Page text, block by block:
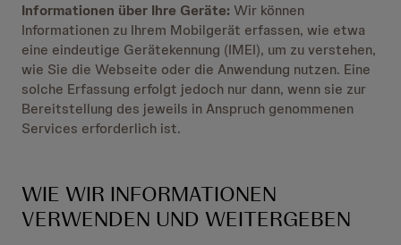
Informationen über Ihre Geräte:Wir können
Informationen zu Ihrem Mobilgerät erfassen, wie etwa
eine eindeutige Gerätekennung (IMEI), um zu verstehen,
wie Sie die Webseite oder die Anwendung nutzen. Eine
solche Erfassung erfolgt jedoch nur dann, wenn sie zur
Bereitstellung des jeweils in Anspruch genommenen
Services erforderlich ist.
WIE WIR INFORMATIONEN
VERWENDEN UND WEITERGEBEN